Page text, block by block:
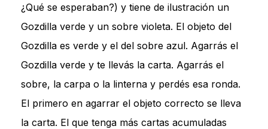
¿Qué se esperaban?) y tiene de ilustración un
Gozdilla verde y un sobre violeta. El objeto del
Gozdilla es verde y el del sobre azul. Agarrás el
Gozdilla verde y te llevás la carta. Agarrás el
sobre, la carpa o la linterna y perdés esa ronda.
El primero en agarrar el objeto correcto se lleva
la carta. El que tenga más cartas acumuladas